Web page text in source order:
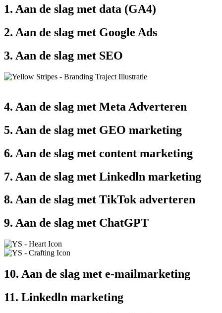
1. Aan de slag met data (GA4)
2. Aan de slag met Google Ads
3. Aan de slag met SEO
4. Aan de slag met Meta Adverteren
5. Aan de slag met GEO marketing
6. Aan de slag met content marketing
7. Aan de slag met Linkedln marketing
8. Aan de slag met TikTok adverteren
9. Aan de slag met ChatGPT
10. Aan de slag met e-mailmarketing
11. Linkedln marketing